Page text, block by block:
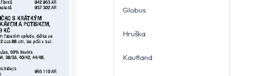
Globus
Hruška
Kaufland